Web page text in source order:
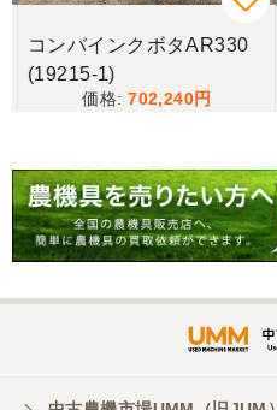
コンバインクボタAR330
(19215-1)
702,240